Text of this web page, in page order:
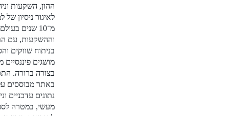
ההון, השקעות וניהול כסף.
לאיגור ניסיון של למעלה
מ־10 שנים בעולם הפיננסים
וההשקעות, עם התמחות
בניתוח שווקים והסברת
מושגים פיננסיים מורכבים
בצורה ברורה. התכנים
באתר מבוססים על מחקר,
נתונים עדכניים וניסיון
מעשי, במטרה לספק